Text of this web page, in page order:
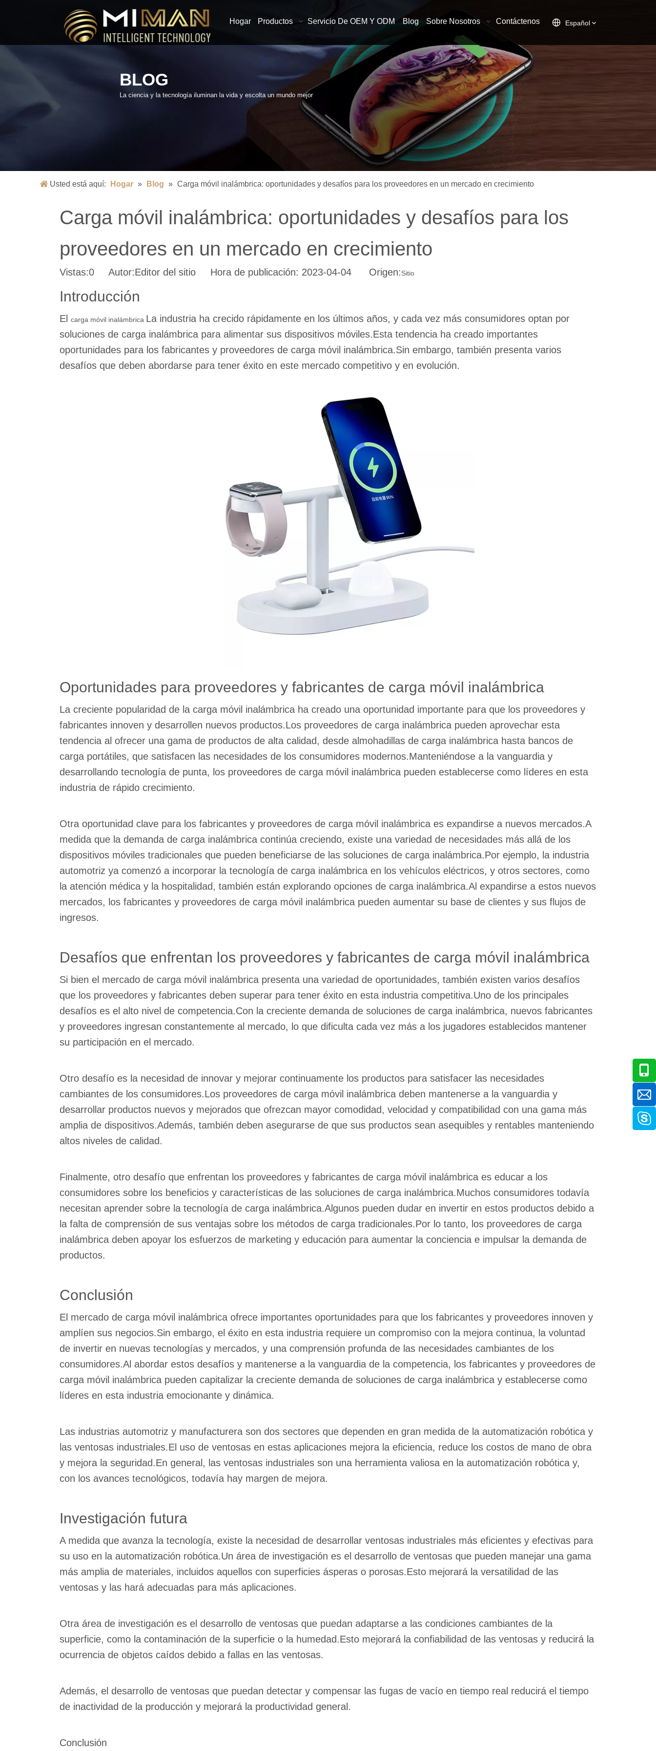
Hogar Productos Servicio De OEM Y ODM Blog Sobre Nosotros Contáctenos Español
BLOG
La ciencia y la tecnología iluminan la vida y escolta un mundo mejor
Usted está aquí: Hogar » Blog » Carga móvil inalámbrica: oportunidades y desafíos para los proveedores en un mercado en crecimiento
Carga móvil inalámbrica: oportunidades y desafíos para los
proveedores en un mercado en crecimiento
Vistas:0 Autor:Editor del sitio Hora de publicación: 2023-04-04 Origen:Sitio
Introducción
El carga móvil inalámbrica La industria ha crecido rápidamente en los últimos años, y cada vez más consumidores optan por
soluciones de carga inalámbrica para alimentar sus dispositivos móviles.Esta tendencia ha creado importantes
oportunidades para los fabricantes y proveedores de carga móvil inalámbrica.Sin embargo, también presenta varios
desafíos que deben abordarse para tener éxito en este mercado competitivo y en evolución.
Oportunidades para proveedores y fabricantes de carga móvil inalámbrica
La creciente popularidad de la carga móvil inalámbrica ha creado una oportunidad importante para que los proveedores y
fabricantes innoven y desarrollen nuevos productos.Los proveedores de carga inalámbrica pueden aprovechar esta
tendencia al ofrecer una gama de productos de alta calidad, desde almohadillas de carga inalámbrica hasta bancos de
carga portátiles, que satisfacen las necesidades de los consumidores modernos.Manteniéndose a la vanguardia y
desarrollando tecnología de punta, los proveedores de carga móvil inalámbrica pueden establecerse como líderes en esta
industria de rápido crecimiento.
Otra oportunidad clave para los fabricantes y proveedores de carga móvil inalámbrica es expandirse a nuevos mercados.A
medida que la demanda de carga inalámbrica continúa creciendo, existe una variedad de necesidades más allá de los
dispositivos móviles tradicionales que pueden beneficiarse de las soluciones de carga inalámbrica.Por ejemplo, la industria
automotriz ya comenzó a incorporar la tecnología de carga inalámbrica en los vehículos eléctricos, y otros sectores, como
la atención médica y la hospitalidad, también están explorando opciones de carga inalámbrica.Al expandirse a estos nuevos
mercados, los fabricantes y proveedores de carga móvil inalámbrica pueden aumentar su base de clientes y sus flujos de
ingresos.
Desafíos que enfrentan los proveedores y fabricantes de carga móvil inalámbrica
Si bien el mercado de carga móvil inalámbrica presenta una variedad de oportunidades, también existen varios desafíos
que los proveedores y fabricantes deben superar para tener éxito en esta industria competitiva.Uno de los principales
desafíos es el alto nivel de competencia.Con la creciente demanda de soluciones de carga inalámbrica, nuevos fabricantes
y proveedores ingresan constantemente al mercado, lo que dificulta cada vez más a los jugadores establecidos mantener
su participación en el mercado.
Otro desafío es la necesidad de innovar y mejorar continuamente los productos para satisfacer las necesidades
cambiantes de los consumidores.Los proveedores de carga móvil inalámbrica deben mantenerse a la vanguardia y
desarrollar productos nuevos y mejorados que ofrezcan mayor comodidad, velocidad y compatibilidad con una gama más
amplia de dispositivos.Además, también deben asegurarse de que sus productos sean asequibles y rentables manteniendo
altos niveles de calidad.
Finalmente, otro desafío que enfrentan los proveedores y fabricantes de carga móvil inalámbrica es educar a los
consumidores sobre los beneficios y características de las soluciones de carga inalámbrica.Muchos consumidores todavía
necesitan aprender sobre la tecnología de carga inalámbrica.Algunos pueden dudar en invertir en estos productos debido a
la falta de comprensión de sus ventajas sobre los métodos de carga tradicionales.Por lo tanto, los proveedores de carga
inalámbrica deben apoyar los esfuerzos de marketing y educación para aumentar la conciencia e impulsar la demanda de
productos.
Conclusión
El mercado de carga móvil inalámbrica ofrece importantes oportunidades para que los fabricantes y proveedores innoven y
amplíen sus negocios.Sin embargo, el éxito en esta industria requiere un compromiso con la mejora continua, la voluntad
de invertir en nuevas tecnologías y mercados, y una comprensión profunda de las necesidades cambiantes de los
consumidores.Al abordar estos desafíos y mantenerse a la vanguardia de la competencia, los fabricantes y proveedores de
carga móvil inalámbrica pueden capitalizar la creciente demanda de soluciones de carga inalámbrica y establecerse como
líderes en esta industria emocionante y dinámica.
Las industrias automotriz y manufacturera son dos sectores que dependen en gran medida de la automatización robótica y
las ventosas industriales.El uso de ventosas en estas aplicaciones mejora la eficiencia, reduce los costos de mano de obra
y mejora la seguridad.En general, las ventosas industriales son una herramienta valiosa en la automatización robótica y,
con los avances tecnológicos, todavía hay margen de mejora.
Investigación futura
A medida que avanza la tecnología, existe la necesidad de desarrollar ventosas industriales más eficientes y efectivas para
su uso en la automatización robótica.Un área de investigación es el desarrollo de ventosas que pueden manejar una gama
más amplia de materiales, incluidos aquellos con superficies ásperas o porosas.Esto mejorará la versatilidad de las
ventosas y las hará adecuadas para más aplicaciones.
Otra área de investigación es el desarrollo de ventosas que puedan adaptarse a las condiciones cambiantes de la
superficie, como la contaminación de la superficie o la humedad.Esto mejorará la confiabilidad de las ventosas y reducirá la
ocurrencia de objetos caídos debido a fallas en las ventosas.
Además, el desarrollo de ventosas que puedan detectar y compensar las fugas de vacío en tiempo real reducirá el tiempo
de inactividad de la producción y mejorará la productividad general.
Conclusión